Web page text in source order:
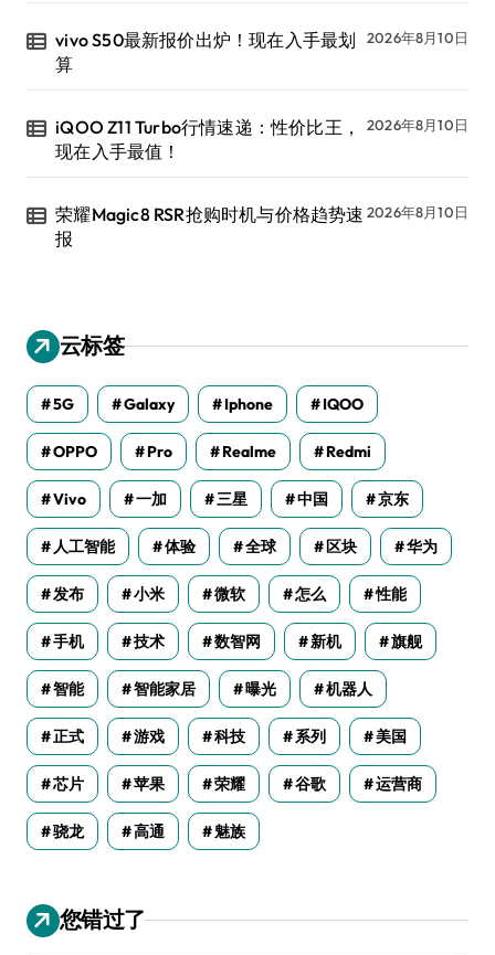
vivo S50最新报价出炉！现在入手最划
算
2026年8月10日
iQOO Z11 Turbo行情速递：性价比王，
现在入手最值！
2026年8月10日
荣耀Magic8 RSR抢购时机与价格趋势速
报
2026年8月10日
云标签
5G Galaxy Iphone IQOO
OPPO Pro Realme Redmi
Vivo 一加 三星 中国 京东
人工智能 体验 全球 区块 华为
发布 小米 微软 怎么 性能
手机 技术 数智网 新机 旗舰
智能 智能家居 曝光 机器人
正式 游戏 科技 系列 美国
芯片 苹果 荣耀 谷歌 运营商
骁龙 高通 魅族
您错过了